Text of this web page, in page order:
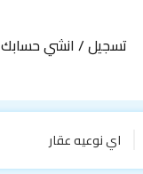
تسجيل / انشي حسابك
اي نوعيه عقار